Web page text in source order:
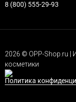
8 (800) 555-29-93
2026 © OPP-Shop.ru |
косметики
Политика